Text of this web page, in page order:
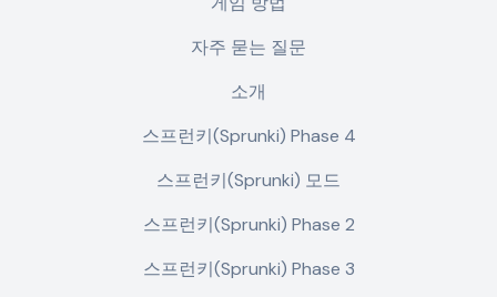
자주 묻는 질문
소개
스프런키(Sprunki) Phase 4
스프런키(Sprunki) 모드
스프런키(Sprunki) Phase 2
스프런키(Sprunki) Phase 3